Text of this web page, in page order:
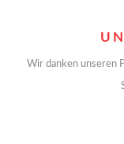
Wir danken unseren